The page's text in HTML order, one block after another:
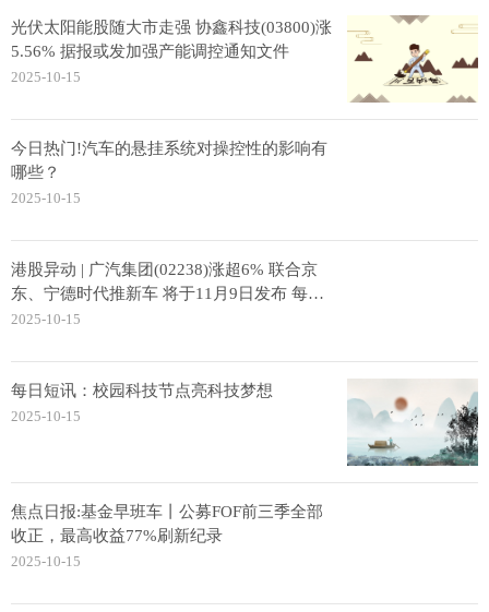
光伏太阳能股随大市走强 协鑫科技(03800)涨
5.56% 据报或发加强产能调控通知文件
2025-10-15
今日热门!汽车的悬挂系统对操控性的影响有
哪些？
2025-10-15
港股异动 | 广汽集团(02238)涨超6% 联合京
东、宁德时代推新车 将于11月9日发布 每日
快讯
2025-10-15
每日短讯：校园科技节点亮科技梦想
2025-10-15
焦点日报:基金早班车丨公募FOF前三季全部
收正，最高收益77%刷新纪录
2025-10-15